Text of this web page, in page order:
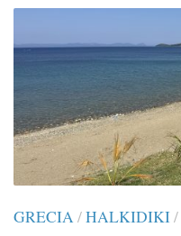
GRECIA/HALKIDIKI/